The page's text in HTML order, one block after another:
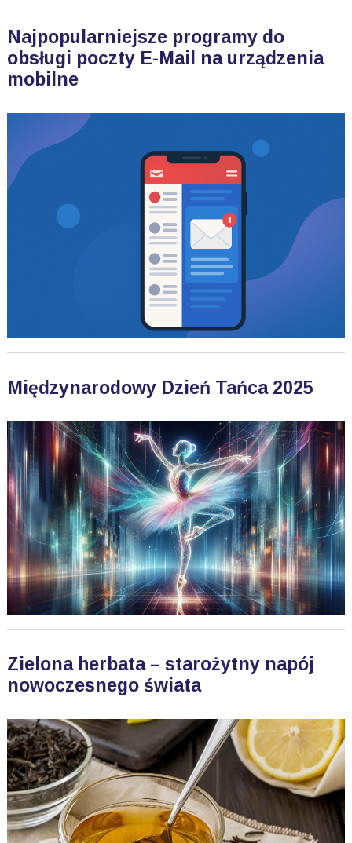
Najpopularniejsze programy do
obsługi poczty E-Mail na urządzenia
mobilne
Międzynarodowy Dzień Tańca 2025
Zielona herbata – starożytny napój
nowoczesnego świata